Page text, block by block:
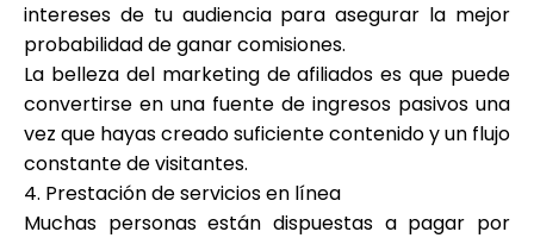
intereses de tu audiencia para asegurar la mejor
probabilidad de ganar comisiones.
La belleza del marketing de afiliados es que puede
convertirse en una fuente de ingresos pasivos una
vez que hayas creado suficiente contenido y un flujo
constante de visitantes.
4. Prestación de servicios en línea
Muchas personas están dispuestas a pagar por